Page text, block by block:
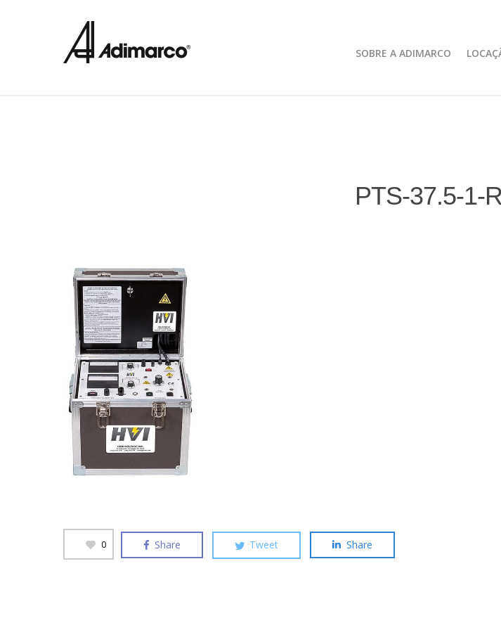
SOBRE A ADIMARCO
PTS-37.5-1-
0 Share Tweet Share